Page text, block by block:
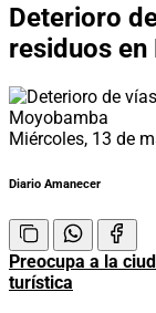
Deterioro
residuos
Miércoles, 13 de
Diario Amanecer
Preocupa a la
turística